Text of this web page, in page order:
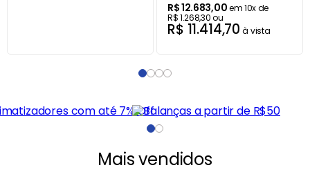
R$12.683,00em10x de
R$1.268,30ou
R$ 11.414,70 à vista
Mais vendidos